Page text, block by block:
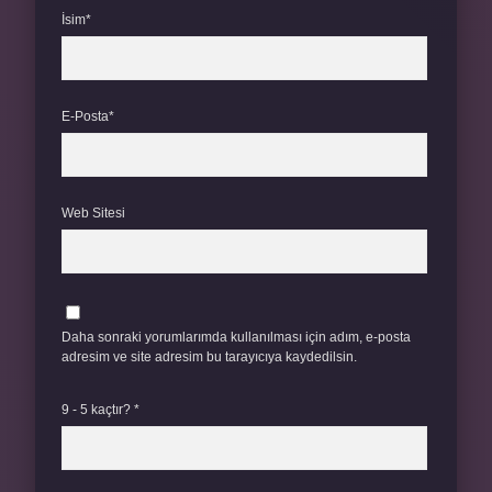
İsim*
E-Posta*
Web Sitesi
Daha sonraki yorumlarımda kullanılması için adım, e-posta
adresim ve site adresim bu tarayıcıya kaydedilsin.
9 - 5 kaçtır? *